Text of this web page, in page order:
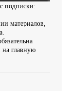
подписки:
материалов,
на главную